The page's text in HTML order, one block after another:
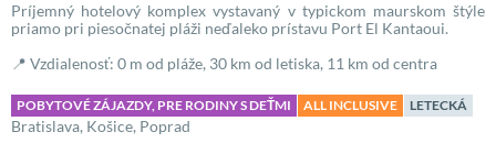
Príjemný hotelový komplex vystavaný v typickom maurskom štýle
priamo pri piesočnatej pláži neďaleko prístavu Port El Kantaoui.
📍 Vzdialenosť: 0 m od pláže, 30 km od letiska, 11 km od centra
POBYTOVÉ ZÁJAZDY, PRE RODINY S DEŤMI ALL INCLUSIVE LETECKÁ
Bratislava, Košice, Poprad